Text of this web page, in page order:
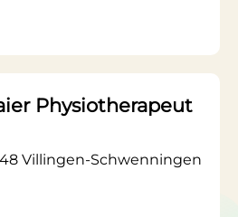
Physiotherapeut
Villingen-Schwenningen